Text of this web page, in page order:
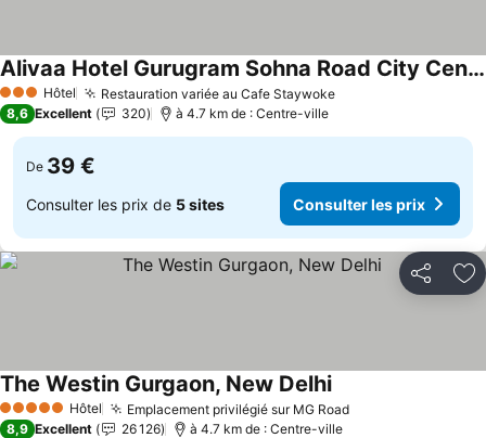
3 ÉtoilesHôtel Restauration variée au Cafe Staywoke
Alivaa Hotel Gurugram Sohna Road City Center
8,6 Excellent 320 à 4.7 km de : Centre-ville
De 39 €
Consulter les prix de 5 sites Consulter les prix
Partager
5 Étoiles Hôtel Emplacement privilégié sur MG Road
The Westin Gurgaon, New Delhi
8,9 Excellent 26 126 à 4.7 km de : Centre-ville